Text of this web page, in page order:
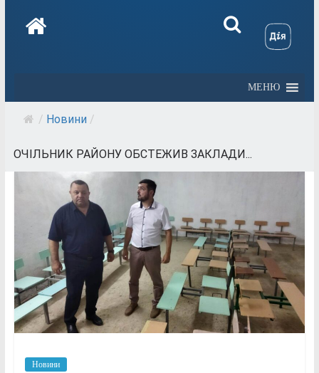
МЕНЮ
/ Новини /
ОЧІЛЬНИК РАЙОНУ ОБСТЕЖИВ ЗАКЛАДИ...
Новини